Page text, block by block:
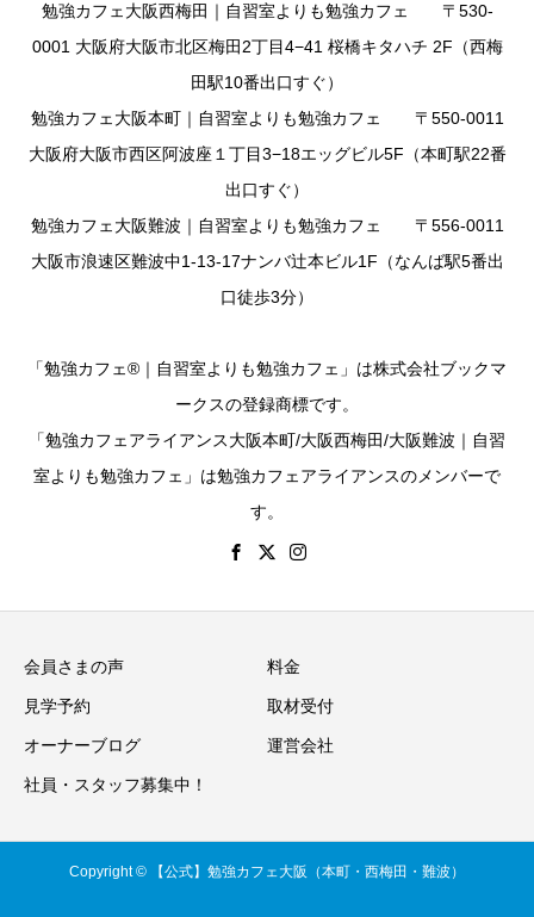
勉強カフェ大阪西梅田｜自習室よりも勉強カフェ 〒530-
0001 大阪府大阪市北区梅田2丁目4−41 桜橋キタハチ 2F（西梅
田駅10番出口すぐ）
勉強カフェ大阪本町｜自習室よりも勉強カフェ 〒550-0011
大阪府大阪市西区阿波座１丁目3−18エッグビル5F（本町駅22番
出口すぐ）
勉強カフェ大阪難波｜自習室よりも勉強カフェ 〒556-0011
大阪市浪速区難波中1-13-17ナンバ辻本ビル1F（なんば駅5番出
口徒歩3分）
「勉強カフェ®｜自習室よりも勉強カフェ」は株式会社ブックマ
ークスの登録商標です。
「勉強カフェアライアンス大阪本町/大阪西梅田/大阪難波｜自習
室よりも勉強カフェ」は勉強カフェアライアンスのメンバーで
す。
会員さまの声 料金
見学予約 取材受付
オーナーブログ 運営会社
社員・スタッフ募集中！
Copyright © 【公式】勉強カフェ大阪（本町・西梅田・難波）